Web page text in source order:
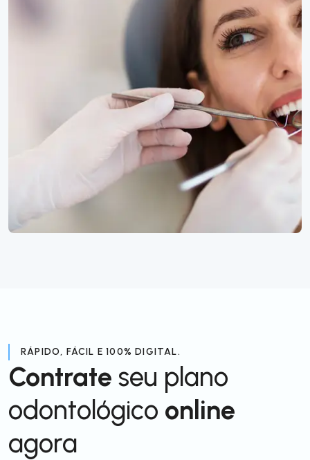
RÁPIDO, FÁCIL E 100% DIGITAL.
Contrate seu plano
odontológico online
agora